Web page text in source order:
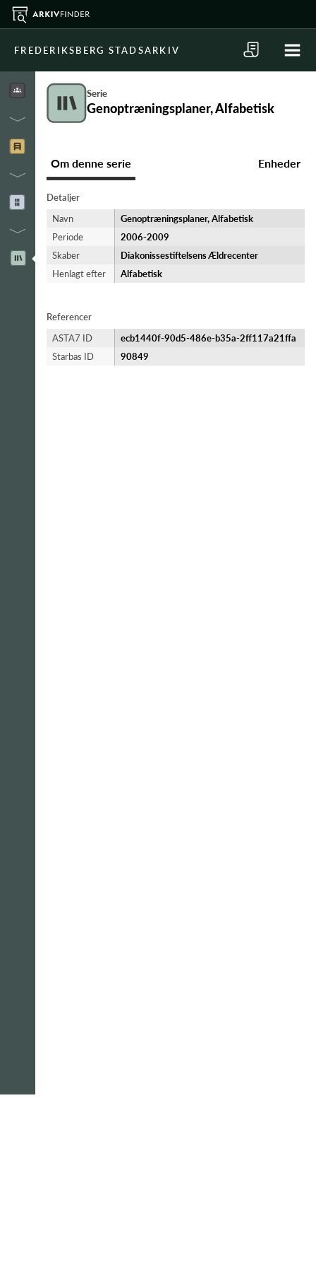
FREDERIKSBERG STADSARKIV
Serie
Genoptræningsplaner, Alfabetisk
Om denne serie Enheder
Detaljer
Navn
Genoptræningsplaner, Alfabetisk
Periode
2006-​2009
Skaber
Diakonissestiftelsens Ældrecenter
Henlagt efter
Alfabetisk
Referencer
ASTA7 ID
ecb1440f-90d5-486e-b35a-2ff117a21ffa
Starbas ID
90849